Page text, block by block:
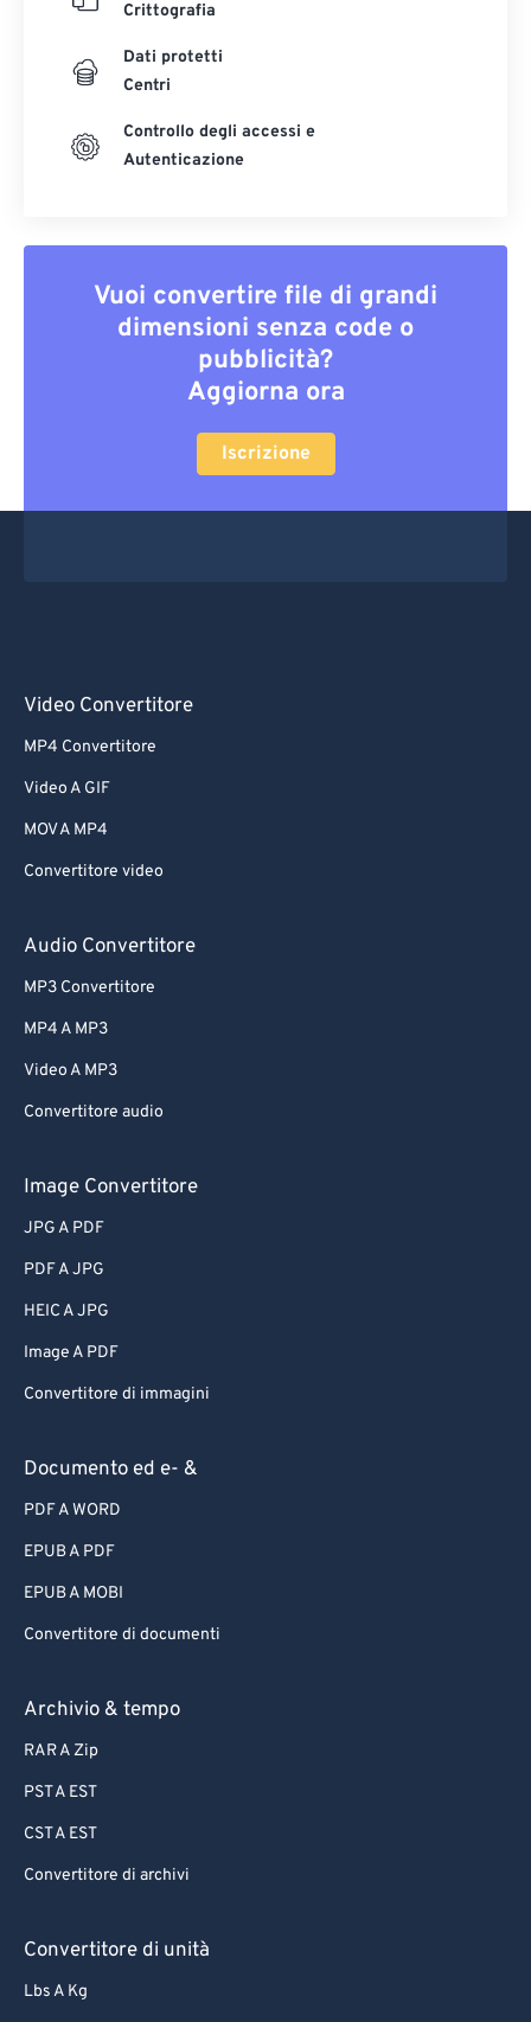
Crittografia
Dati protetti
Centri
Controllo degli accessi e
Autenticazione
Vuoi convertire file di grandi
dimensioni senza code o
pubblicità?
Aggiorna ora
Iscrizione
Video Convertitore
MP4 Convertitore
Video A GIF
MOV A MP4
Convertitore video
Audio Convertitore
MP3 Convertitore
MP4 A MP3
Video A MP3
Convertitore audio
Image Convertitore
JPG A PDF
PDF A JPG
HEIC A JPG
Image A PDF
Convertitore di immagini
Documento ed e- &
PDF A WORD
EPUB A PDF
EPUB A MOBI
Convertitore di documenti
Archivio & tempo
RAR A Zip
PST A EST
CST A EST
Convertitore di archivi
Convertitore di unità
Lbs A Kg